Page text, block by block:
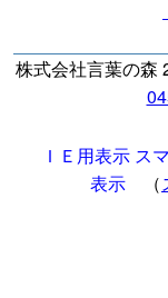
株式会社言葉の森
ＩＥ用表示 ス
表示 （